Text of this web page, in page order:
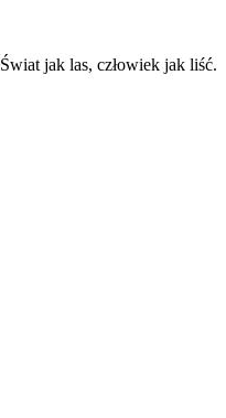
Świat jak las, człowiek jak liść.